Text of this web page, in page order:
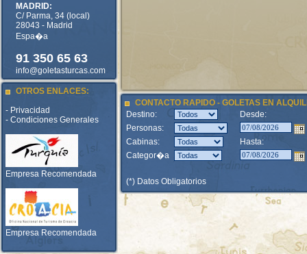
MADRID:
C/ Parma, 34 (local)
28043 - Madrid
Espa�a
91 350 65 63
info@goletasturcas.com
OTROS ENLACES:
- Privacidad
- Condiciones Generales
Empresa Recomendada
Empresa Recomendada
CONTACTO RAPIDO - GOLETAS EN
Destino:
Desde:
Personas:
Cabinas:
Hasta:
Categor�a
(*) Datos Obligatorios